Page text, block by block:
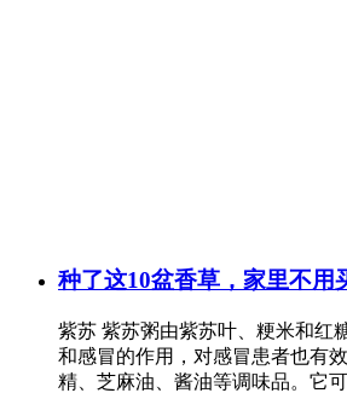
种了这10盆香草，家里不用
紫苏 紫苏粥由紫苏叶、粳米和红
和感冒的作用，对感冒患者也有
精、芝麻油、酱油等调味品。它